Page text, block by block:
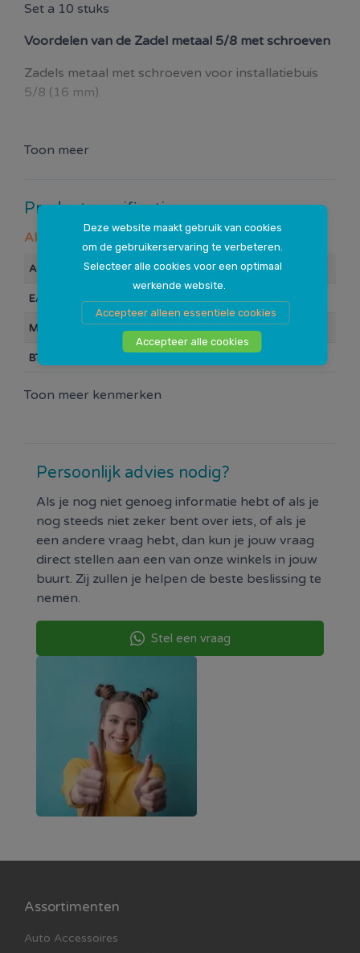
Deze website maakt gebruik van cookies
om de gebruikerservaring te verbeteren.
Selecteer alle cookies voor een optimaal
werkende website.
Accepteer alleen essentiele cookies
Accepteer alle cookies
Set a 10 stuks
Voordelen van de Zadel metaal 5/8 met schroeven
Zadels metaal met schroeven voor installatiebuis
5/8 (16 mm).
Toon meer
Productspecificaties
Algemeen
Artikelnummer 106231
EAN Barcode 0000070966
Merk Q-link
BTW
Toon meer kenmerken
Persoonlijk advies nodig?
Als je nog niet genoeg informatie hebt of als je
nog steeds niet zeker bent over iets, of als je
een andere vraag hebt, dan kun je jouw vraag
direct stellen aan een van onze winkels in jouw
buurt. Zij zullen je helpen de beste beslissing te
nemen.
Stel een vraag
Assortimenten
Auto Accessoires